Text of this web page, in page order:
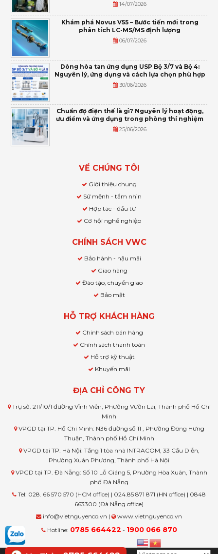
14/07/2026
Khám phá Novus V55 – Bước tiến mới trong
phân tích LC-MS/MS định lượng
06/07/2026
Dòng hòa tan ứng dụng USP Bộ 3/7 và Bộ 4:
Nguyên lý, ứng dụng và cách lựa chọn phù hợp
30/06/2026
Chuẩn độ điện thế là gì? Nguyên lý hoạt động,
ưu điểm và ứng dụng trong phòng thí nghiệm
25/06/2026
VỀ CHÚNG TÔI
Giới thiệu chung
Sứ mệnh - tầm nhìn
Hợp tác - đầu tư
Cơ hội nghề nghiệp
CHÍNH SÁCH VWC
Bảo hành - hậu mãi
Giao hàng
Đào tạo, chuyển giao
Bảo mật
HỖ TRỢ KHÁCH HÀNG
Chính sách bán hàng
Chính sách thanh toán
Hỗ trợ kỹ thuật
Khuyến mãi
ĐỊA CHỈ CÔNG TY
Trụ sở: 211/10/1 đường Vĩnh Viễn, Phường Vườn Lài, Thành phố Hồ Chí
Minh
VPGD tại TP. Hồ Chí Minh: N36 đường số 11 , Phường Đông Hưng
Thuận, Thành phố Hồ Chí Minh
VPGD tại TP. Hà Nội: Tầng 1 tòa nhà INTRACOM, 33 Cầu Diễn,
Phường Xuân Phương, Thành phố Hà Nội
VPGD tại TP. Đà Nẵng: Số 10 Lỗ Giáng 5, Phường Hòa Xuân, Thành
phố Đà Nẵng
Tel: 028. 66 570 570 (HCM office) | 024.85 871 871 (HN office) | 0848
663300 (Đà Nẵng office)
info@vietnguyenco.vn |
www.vietnguyenco.vn
Hotline: 0785 664422 - 1900 066 870